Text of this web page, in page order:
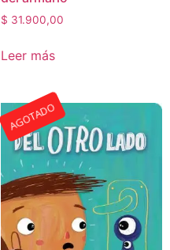
$ 31.900,00
Leer más
AGOTADO